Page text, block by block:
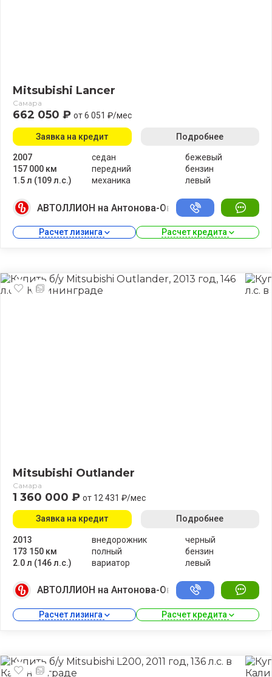
Mitsubishi Lancer
Самара
662 050 ₽ от 6 051 ₽/мес
2007
157 000 км
1.5 л (109 л.с.)
седан
передний
механика
бежевый
бензин
левый
Заявка на кредит Подробнее
АВТОЛЛИОН на Антонова-Овсеенко
Расчет лизинга Расчет кредита
Mitsubishi Outlander
Самара
1 360 000 ₽ от 12 431 ₽/мес
2013
173 150 км
2.0 л (146 л.с.)
внедорожник
полный
вариатор
черный
бензин
левый
Заявка на кредит Подробнее
АВТОЛЛИОН на Антонова-Овсеенко
Расчет лизинга Расчет кредита